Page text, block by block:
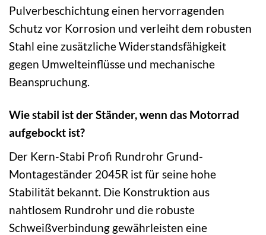
Pulverbeschichtung einen hervorragenden
Schutz vor Korrosion und verleiht dem robusten
Stahl eine zusätzliche Widerstandsfähigkeit
gegen Umwelteinflüsse und mechanische
Beanspruchung.
Wie stabil ist der Ständer, wenn das Motorrad
aufgebockt ist?
Der Kern-Stabi Profi Rundrohr Grund-
Montageständer 2045R ist für seine hohe
Stabilität bekannt. Die Konstruktion aus
nahtlosem Rundrohr und die robuste
Schweißverbindung gewährleisten eine